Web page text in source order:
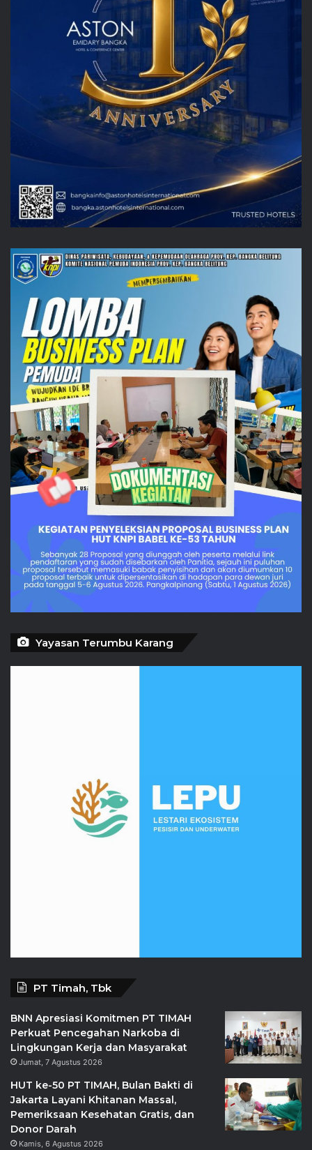
Yayasan Terumbu Karang
PT Timah, Tbk
BNN Apresiasi Komitmen PT TIMAH
Perkuat Pencegahan Narkoba di
Lingkungan Kerja dan Masyarakat
Jumat, 7 Agustus 2026
HUT ke-50 PT TIMAH, Bulan Bakti di
Jakarta Layani Khitanan Massal,
Pemeriksaan Kesehatan Gratis, dan
Donor Darah
Kamis, 6 Agustus 2026